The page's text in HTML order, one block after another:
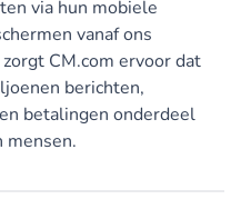
via hun mobiele
vanaf ons
CM.com ervoor dat
berichten,
betalingen onderdeel
mensen.